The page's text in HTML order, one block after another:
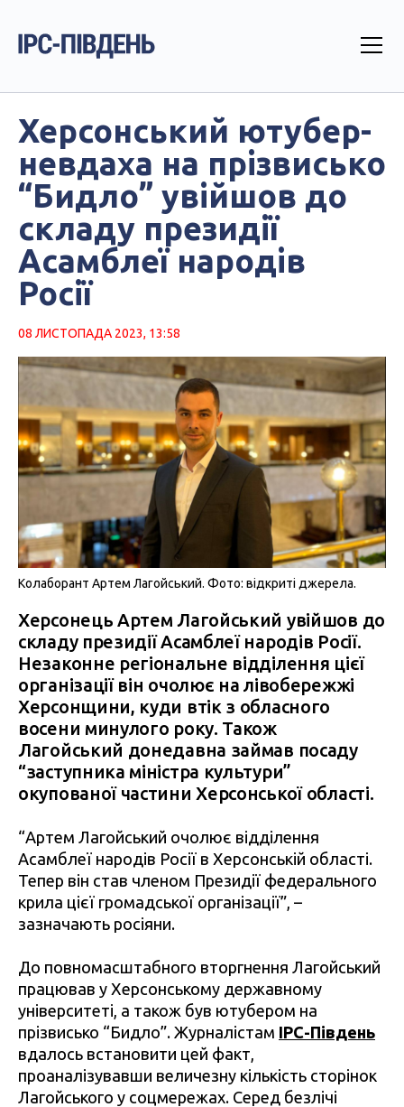
Херсонський ютубер-
невдаха на прізвисько
“Бидло” увійшов до
складу президії
Асамблеї народів
Росії
08 ЛИСТОПАДА 2023, 13:58
Колаборант Артем Лагойський. Фото: відкриті джерела.
Херсонець Артем Лагойський увійшов до
складу президії Асамблеї народів Росії.
Незаконне регіональне відділення цієї
організації він очолює на лівобережжі
Херсонщини, куди втік з обласного
восени минулого року. Також
Лагойський донедавна займав посаду
“заступника міністра культури”
окупованої частини Херсонської області.
“Артем Лагойський очолює відділення
Асамблеї народів Росії в Херсонській області.
Тепер він став членом Президії федерального
крила цієї громадської організації”, –
зазначають росіяни.
До повномасштабного вторгнення Лагойський
працював у Херсонському державному
університеті, а також був ютубером на
прізвисько “Бидло”. Журналістам IPC-Південь
вдалось встановити цей факт,
проаналізувавши величезну кількість сторінок
Лагойського у соцмережах. Серед безлічі